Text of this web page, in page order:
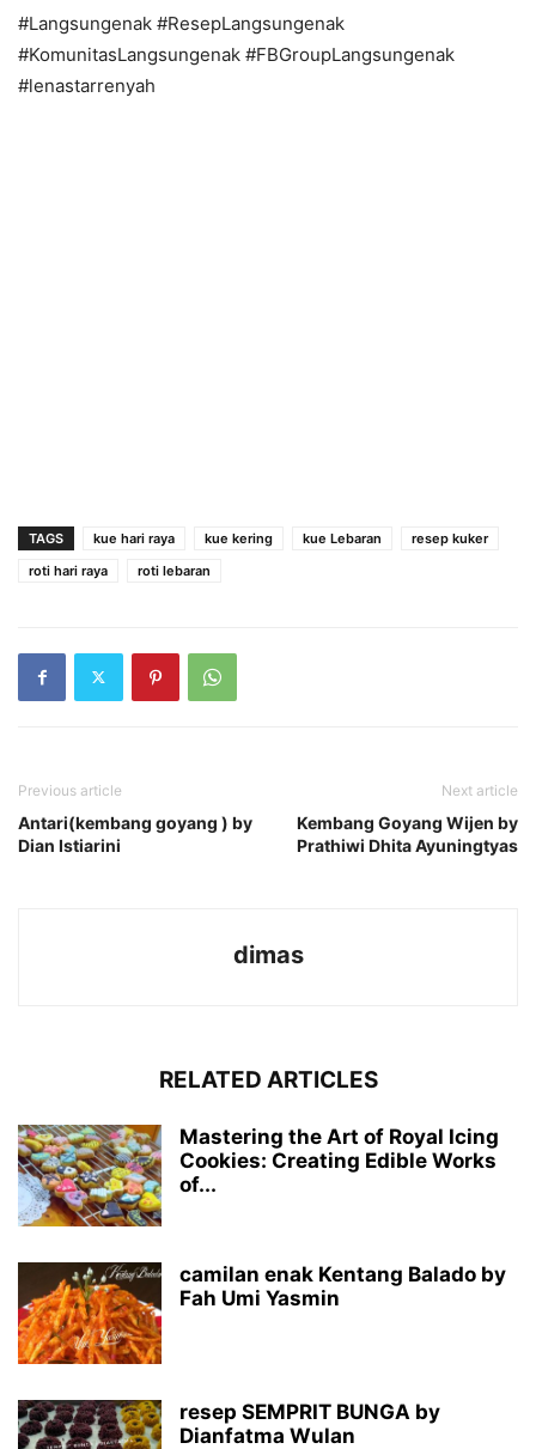
#Langsungenak #ResepLangsungenak
#KomunitasLangsungenak #FBGroupLangsungenak
#lenastarrenyah
TAGS kue hari raya kue kering kue Lebaran
resep kuker
roti hari raya
roti lebaran
Previous article
Antari(kembang goyang ) by
Dian Istiarini
Next article
Kembang Goyang Wijen by
Prathiwi Dhita Ayuningtyas
dimas
RELATED ARTICLES
Mastering the Art of Royal Icing
Cookies: Creating Edible Works
of...
camilan enak Kentang Balado by
Fah Umi Yasmin
resep SEMPRIT BUNGA by
Dianfatma Wulan